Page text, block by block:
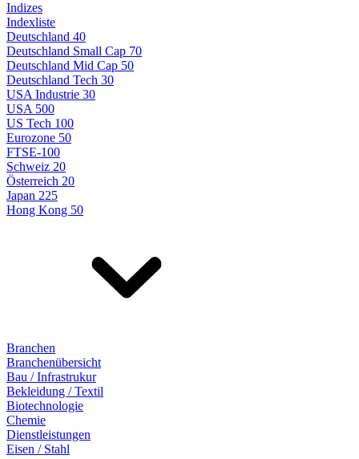
Indizes
Indexliste
Deutschland 40
Deutschland Small Cap 70
Deutschland Mid Cap 50
Deutschland Tech 30
USA Industrie 30
USA 500
US Tech 100
Eurozone 50
FTSE-100
Schweiz 20
Österreich 20
Japan 225
Hong Kong 50
Branchen
Branchenübersicht
Bau / Infrastrukur
Bekleidung / Textil
Biotechnologie
Chemie
Dienstleistungen
Eisen / Stahl